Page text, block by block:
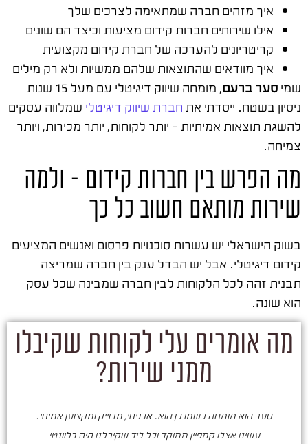
איך מזהים חברה שמתאימה לצרכים שלך
אילו שירותים חברות קידום מציעות וכיצד הם שונים
קריטריונים להערכה של חברת קידום מקצועית
איך מוודאים שהתוצאות שלהם ממשיות ולא רק מילים
שמיסער ברעם
, מומחה שיווק דיגיטלי עם מעל 15 שנות
ניסיון בשטח. ייסדתי את חברת שיווק דיגיטלי שמלווה עסקים
להשגת תוצאות אמיתיות – יותר לקוחות, יותר מכירות, ויותר
צמיחה.
מה הפרש בין חברות קידום – ולמה
שירות מותאם חשוב כל כך
בשוק הישראלי יש עשרות סוכנויות פרסום ואנשים המציעים
קידום דיגיטלי. אבל יש הבדל ענק בין חברה שמריצה
תבנית זהה לכל הלקוחות לבין חברה שמבינה שכל עסק
הוא שונה.
מה אומרים עלי לקוחות שקיבלו
ממני שירות?
סער הוא מומחה כשמו כן הוא. אכפתי, מדוייק ומקצוען אמיתי.
עשינו אצלו קמפיין ממוקד וכל ליד שקיבלנו היה רלוונטי